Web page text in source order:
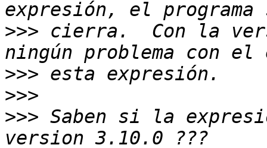
>>> cierra.  Con la
>>>
>>>
>>> Saben si la